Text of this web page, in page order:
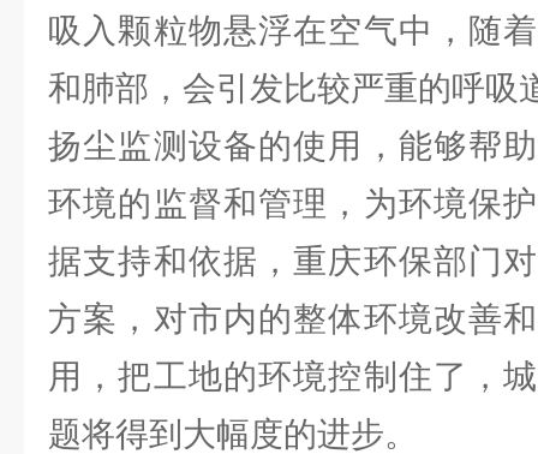
吸入颗粒物悬浮在空气中，随
和肺部，会引发比较严重的呼吸
扬尘监测设备的使用，能够帮
环境的监督和管理，为环境保
据支持和依据，重庆环保部门
方案，对市内的整体环境改善
用，把工地的环境控制住了，
题将得到大幅度的进步。